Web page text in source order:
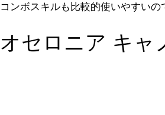
コンボスキルも比較的使いやすい
オセロニア キャ